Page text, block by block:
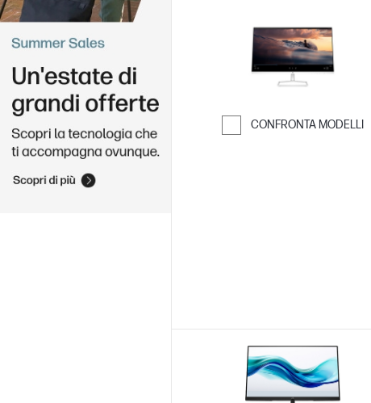
CONFRONTA MODELLI